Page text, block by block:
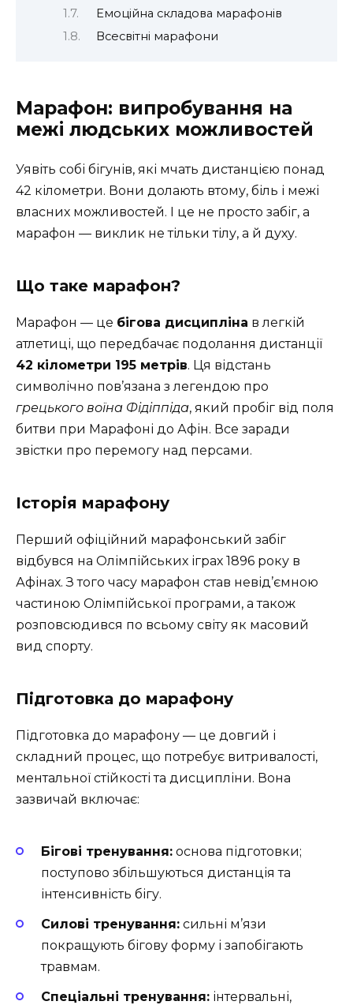
Емоційна складова марафонів
Всесвітні марафони
Марафон: випробування на
межі людських можливостей
Уявіть собі бігунів, які мчать дистанцією понад
42 кілометри. Вони долають втому, біль і межі
власних можливостей. І це не просто забіг, а
марафон — виклик не тільки тілу, а й духу.
Що таке марафон?
Марафон — це бігова дисципліна в легкій
атлетиці, що передбачає подолання дистанції
42 кілометри 195 метрів. Ця відстань
символічно пов’язана з легендою про
грецького воїна Фідіппіда, який пробіг від поля
битви при Марафоні до Афін. Все заради
звістки про перемогу над персами.
Історія марафону
Перший офіційний марафонський забіг
відбувся на Олімпійських іграх 1896 року в
Афінах. З того часу марафон став невід’ємною
частиною Олімпійської програми, а також
розповсюдився по всьому світу як масовий
вид спорту.
Підготовка до марафону
Підготовка до марафону — це довгий і
складний процес, що потребує витривалості,
ментальної стійкості та дисципліни. Вона
зазвичай включає:
Бігові тренування: основа підготовки;
поступово збільшуються дистанція та
інтенсивність бігу.
Силові тренування: сильні м’язи
покращують бігову форму і запобігають
травмам.
Спеціальні тренування: інтервальні,